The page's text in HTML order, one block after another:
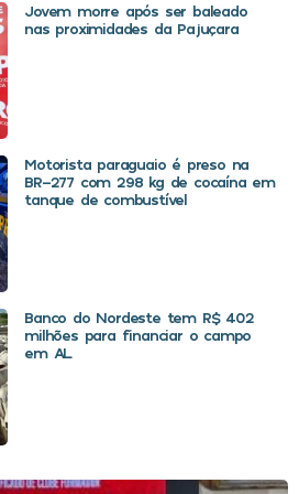
Jovem morre após ser baleado
nas proximidades da Pajuçara
Motorista paraguaio é preso na
BR-277 com 298 kg de cocaína em
tanque de combustível
Banco do Nordeste tem R$ 402
milhões para financiar o campo
em AL